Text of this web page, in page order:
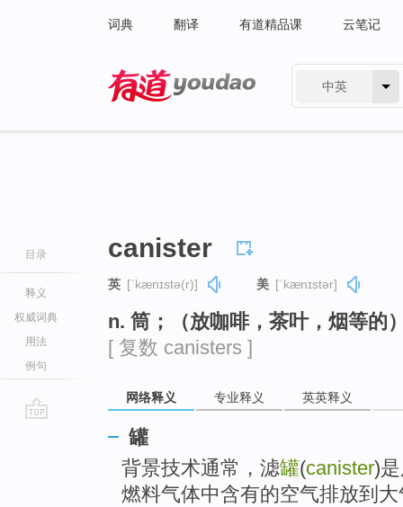
词典 翻译 有道精品课 云笔记
中英
目录
释义
权威词典
用法
例句
canister
英 [ˈkænɪstə(r)] 美 [ˈkænɪstər]
n. 筒；（放咖啡，茶叶，烟等的
[ 复数 canisters ]
网络释义 专业释义 英英释义
罐
背景技术通常，滤罐(canister)
燃料气体中含有的空气排放到